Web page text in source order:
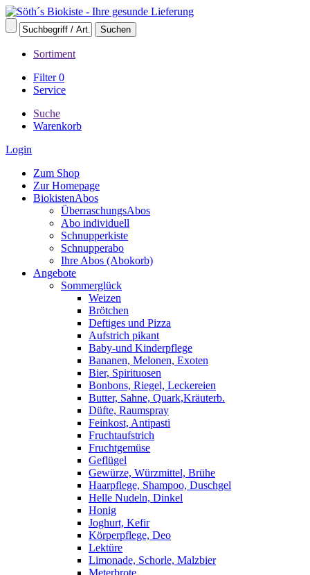
Sortiment
Filter0
Service
Suche
Warenkorb
Login
Zum Shop
Zur Homepage
BiokistenAbos
ÜberraschungsAbos
Abo individuell
Schnupperkiste
Schnupperabo
Ihre Abos (Abokorb)
Angebote
Sommerglück
Weizen
Brötchen
Deftiges und Pizza
Aufstrich pikant
Baby-und Kinderpflege
Bananen, Melonen, Exoten
Bier, Spirituosen
Bonbons, Riegel, Leckereien
Butter, Sahne, Quark,Kräuterb.
Düfte, Raumspray
Feinkost, Antipasti
Fruchtaufstrich
Fruchtgemüse
Geflügel
Gewürze, Würzmittel, Brühe
Haarpflege, Shampoo, Duschgel
Helle Nudeln, Dinkel
Honig
Joghurt, Kefir
Körperpflege, Deo
Lektüre
Limonade, Schorle, Malzbier
Meterbrote